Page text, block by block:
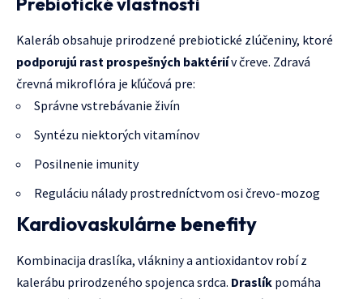
Kaleráb obsahuje prirodzené prebiotické zlúčeniny, ktoré
podporujú rast prospešných baktériív čreve. Zdravá
črevná mikroflóra je kľúčová pre:
Správne vstrebávanie živín
Syntézu niektorých vitamínov
Posilnenie imunity
Reguláciu nálady prostredníctvom osi črevo-mozog
Kardiovaskulárne benefity
Kombinacija draslíka, vlákniny a antioxidantov robí z
kalerábu prirodzeného spojenca srdca. Draslík pomáha